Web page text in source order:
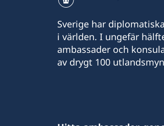
Sverige har
i världen. I ungefär
ambassader och
av drygt 100